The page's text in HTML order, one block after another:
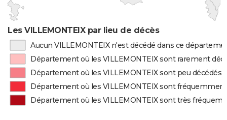
Les VILLEMONTEIX par lieu de décès
Aucun VILLEMONTEIX n'est décédé dans ce
Département où les VILLEMONTEIX sont rarement
Département où les VILLEMONTEIX sont peu décédés
Département où les VILLEMONTEIX sont
Département où les VILLEMONTEIX sont très